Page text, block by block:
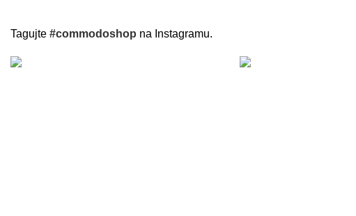
Tagujte #commodoshop na Instagramu.